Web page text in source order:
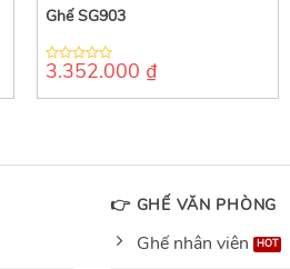
Ghế SG903
0
of
3.352.000 ₫
👉 GHẾ VĂN PHÒNG
Ghế nhân viên